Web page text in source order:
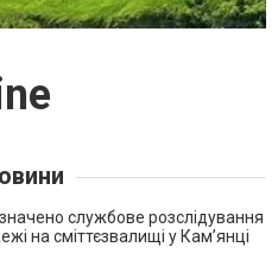
службове розслідування
на сміттєзвалищі у Кам’янці